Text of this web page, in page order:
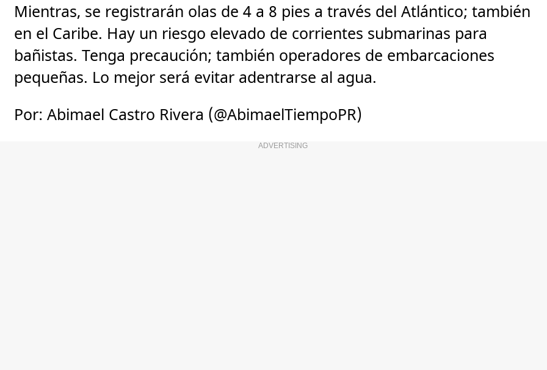
Mientras, se registrarán olas de 4 a 8 pies a través del Atlántico; también
en el Caribe. Hay un riesgo elevado de corrientes submarinas para
bañistas. Tenga precaución; también operadores de embarcaciones
pequeñas. Lo mejor será evitar adentrarse al agua.
Por: Abimael Castro Rivera (@AbimaelTiempoPR)
ADVERTISING